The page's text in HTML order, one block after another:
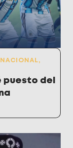
,
puesto del